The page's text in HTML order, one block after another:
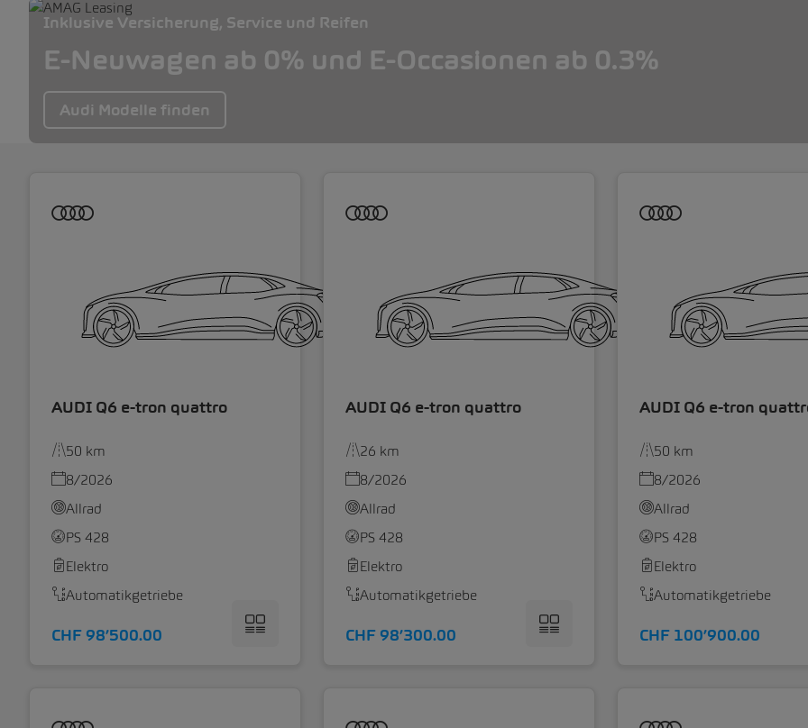
Inklusive Versicherung, Service und Reifen
E-Neuwagen ab 0% und E-Occasionen ab 0.3%
Audi Modelle finden
AUDI Q6 e-tron quattro
50 km
8/2026
Allrad
PS 428
Elektro
Automatikgetriebe
CHF 98’500.00
AUDI Q6 e-tron quattro
26 km
8/2026
Allrad
PS 428
Elektro
Automatikgetriebe
CHF 98’300.00
AUDI Q6 e-tron
50 km
8/2026
Allrad
PS 428
Elektro
Automatikgetriebe
CHF 100’900.00